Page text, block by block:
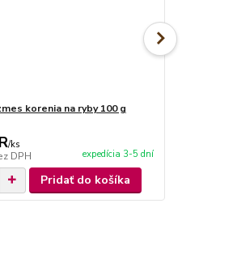
korenia na ryby 100 g
/ks
DPH expedícia 3-5 dní
Pridať do košíka